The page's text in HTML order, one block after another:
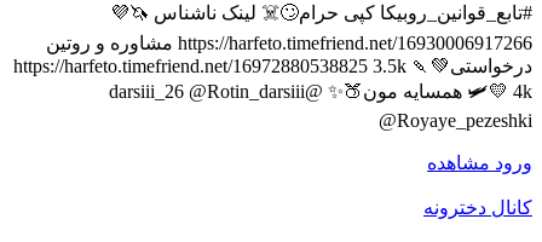
کپی حرام🙄☠️ لینک ناشناس 🦄💜
https://harfeto.timefriend.net/16930006917266 مشاوره و روتین
درخواستی💚🍡 https://harfeto.timefriend.net/16972880538825 3.5k
🛩💛 4k همسایه مون🍑✨ @darsiii_26 @Rotin_darsiii
مشاهده
دخترونه